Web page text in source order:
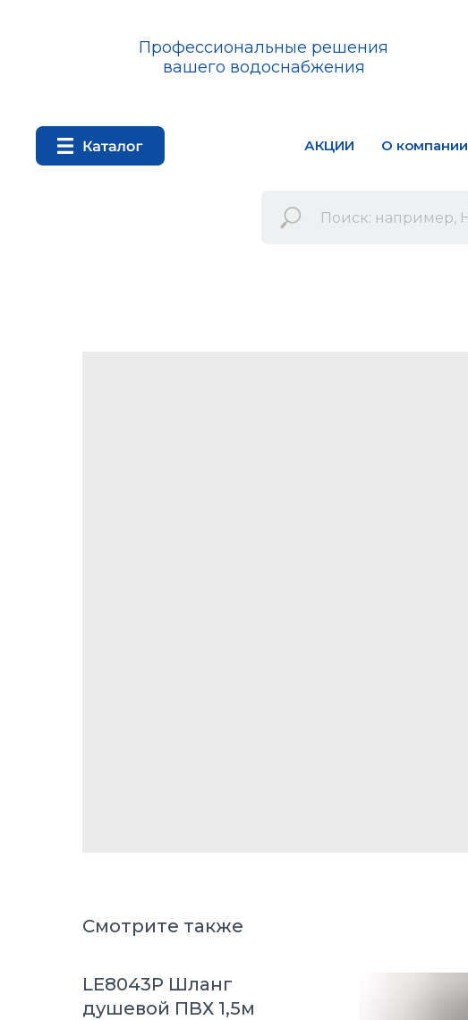
Профессиональные решения
вашего водоснабжения
АКЦИИ О компании
Смотрите также
LE8043P Шланг
душевой ПВХ 1,5м